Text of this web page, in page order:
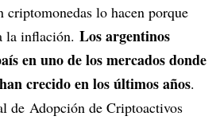
criptomonedas lo hacen porque
la inflación. Los argentinos
en uno de los mercados donde
crecido en los últimos años.
de Adopción de Criptoactivos